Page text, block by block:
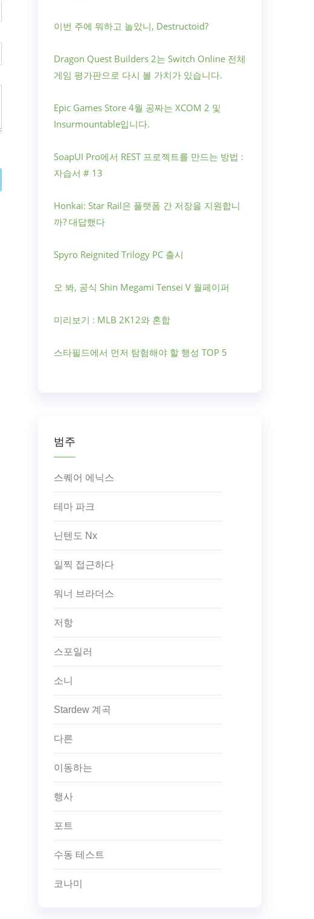
이번 주에 뭐하고 놀았니, Destructoid?
Dragon Quest Builders 2는 Switch Online 전체
게임 평가판으로 다시 볼 가치가 있습니다.
Epic Games Store 4월 공짜는 XCOM 2 및
Insurmountable입니다.
SoapUI Pro에서 REST 프로젝트를 만드는 방법 :
자습서 # 13
Honkai: Star Rail은 플랫폼 간 저장을 지원합니
까? 대답했다
Spyro Reignited Trilogy PC 출시
오 봐, 공식 Shin Megami Tensei V 월페이퍼
미리보기 : MLB 2K12와 혼합
스타필드에서 먼저 탐험해야 할 행성 TOP 5
범주
스퀘어 에닉스
테마 파크
닌텐도 Nx
일찍 접근하다
워너 브라더스
저항
스포일러
소니
Stardew 계곡
다른
이동하는
행사
포트
수동 테스트
코나미